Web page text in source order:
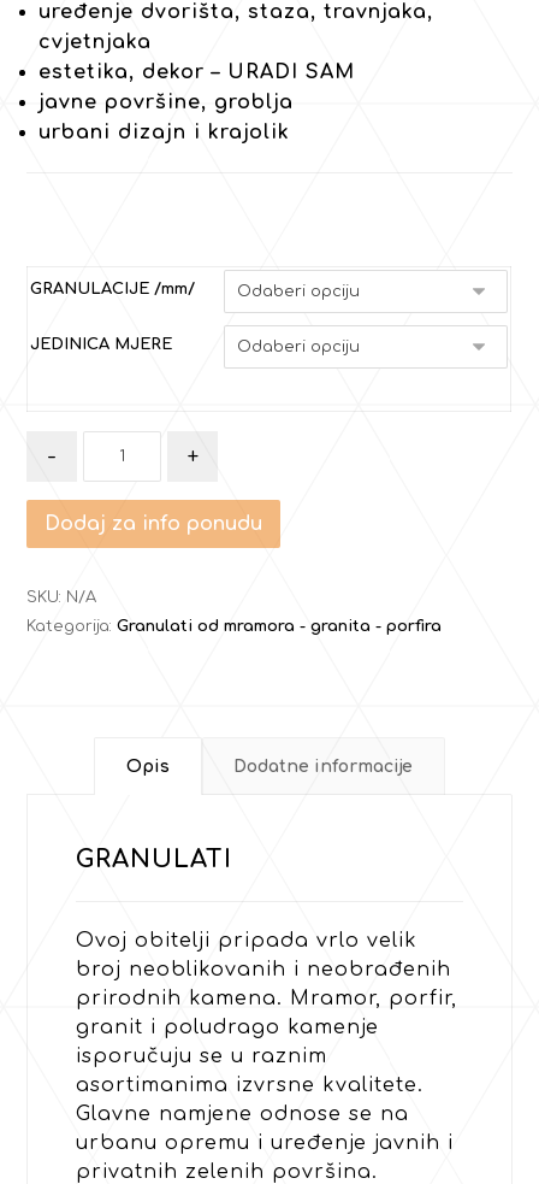
uređenje dvorišta, staza, travnjaka,
cvjetnjaka
estetika, dekor – URADI SAM
javne površine, groblja
urbani dizajn i krajolik
GRANULACIJE /mm/
JEDINICA MJERE
- +
Dodaj za info ponudu
SKU: N/A
Kategorija:Granulati od mramora - granita - porfira
Opis Dodatne informacije
GRANULATI
Ovoj obitelji pripada vrlo velik
broj neoblikovanih i neobrađenih
prirodnih kamena. Mramor, porfir,
granit i poludrago kamenje
isporučuju se u raznim
asortimanima izvrsne kvalitete.
Glavne namjene odnose se na
urbanu opremu i uređenje javnih i
privatnih zelenih površina.